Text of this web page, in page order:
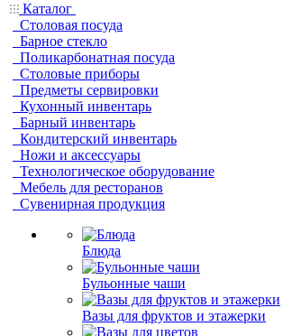
Каталог
Столовая посуда
Барное стекло
Поликарбонатная посуда
Столовые приборы
Предметы сервировки
Кухонный инвентарь
Барный инвентарь
Кондитерский инвентарь
Ножи и аксессуары
Технологическое оборудование
Мебель для ресторанов
Сувенирная продукция
Блюда
Бульонные чаши
Вазы для фруктов и этажерки